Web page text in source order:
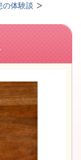
の体験談